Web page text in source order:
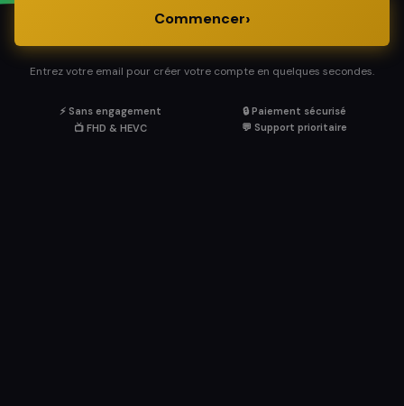
Commencer›
Entrez votre email pour créer votre compte en quelques secondes.
⚡ Sans engagement
🔒 Paiement sécurisé
📺 FHD & HEVC
💬 Support prioritaire